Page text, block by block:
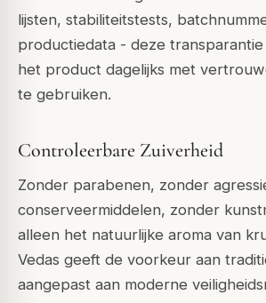
lijsten, stabiliteitstests,
productiedata - deze
het product dagelijks met
te gebruiken.
Controleerbare Zuiverheid
Zonder parabenen, zonder
conserveermiddelen, zonder
alleen het natuurlijke aroma van
Vedas geeft de voorkeur aan
aangepast aan moderne